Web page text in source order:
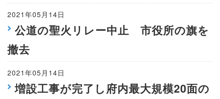
2021年05月14日
公道の聖火リレー中止 市役所の旗を
撤去
2021年05月14日
増設工事が完了し府内最大規模20面の